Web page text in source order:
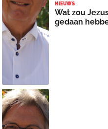
NIEUWS
Wat zou
gedaan